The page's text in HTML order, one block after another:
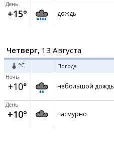
День
+15° дождь
Четверг, 13 Августа
°C Погода
Ночь
+10° небольшой дождь
День
+10° пасмурно